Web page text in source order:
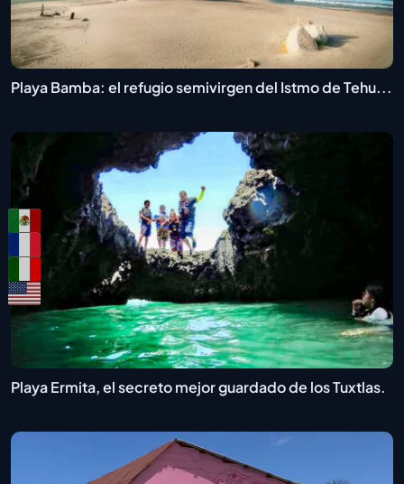
Playa Bamba: el refugio semivirgen del Istmo de Tehu...
Playa Ermita, el secreto mejor guardado de los Tuxtlas.